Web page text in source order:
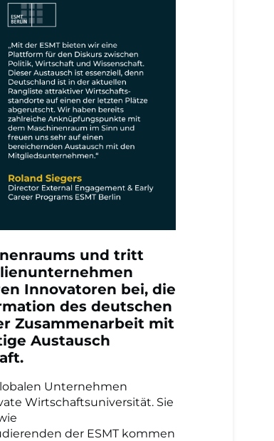
und tritt
Innovatoren bei, die
des deutschen
Zusammenarbeit mit
Austausch
Unternehmen
Wirtschaftsuniversität. Sie
der ESMT kommen